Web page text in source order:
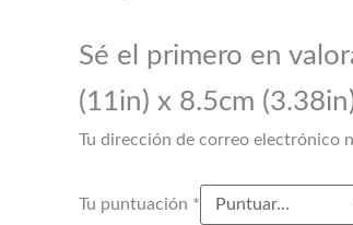
Sé el primero en
(11in) x 8.5cm
Tu dirección de correo electrónico
Tu puntuación *